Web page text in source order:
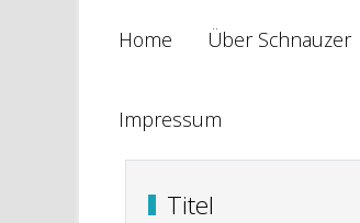
Home Über Schnauzer
Impressum
Titel